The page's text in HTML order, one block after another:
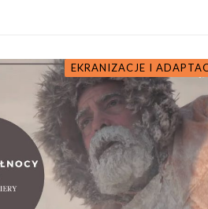
EKRANIZACJE I